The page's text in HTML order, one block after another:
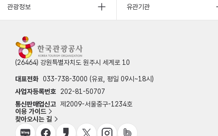
관광정보 유관기관
(26464) 강원특별자치도 원주시 세계로 10
대표전화 033-738-3000 (유료, 평일 09시~18시)
사업자등록번호
202-81-50707
통신판매업신고 제2009-서울중구-1234호
이용 가이드
찾아오시는 길